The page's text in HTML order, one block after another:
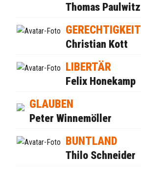
Thomas Paulwitz
GERECHTIGKEIT
Christian Kott
LIBERTÄR
Felix Honekamp
GLAUBEN
Peter Winnemöller
BUNTLAND
Thilo Schneider